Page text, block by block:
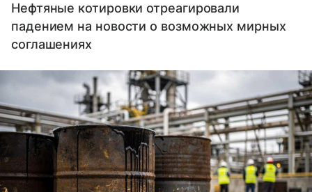
Нефтяные котировки отреагировали
падением на новости о возможных мирных
соглашениях